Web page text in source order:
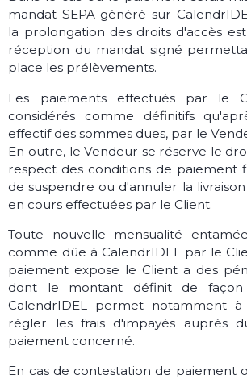
mandat SEPA généré sur
la prolongation des droits d'accès
réception du mandat signé
place les prélèvements.
Les paiements effectués par le
considérés comme définitifs
effectif des sommes dues, par le
En outre, le Vendeur se réserve le
respect des conditions de paiement
de suspendre ou d'annuler la
en cours effectuées par le Client.
Toute nouvelle mensualité
comme dûe à CalendrIDEL par le
paiement expose le Client a des
dont le montant définit de façon
CalendrIDEL permet notamment à
régler les frais d'impayés auprès
paiement concerné.
En cas de contestation de paiement